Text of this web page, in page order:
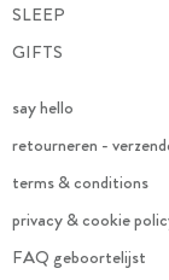
SLEEP
GIFTS
say hello
retourneren -
terms & conditions
privacy & cookie
FAQ geboortelijst